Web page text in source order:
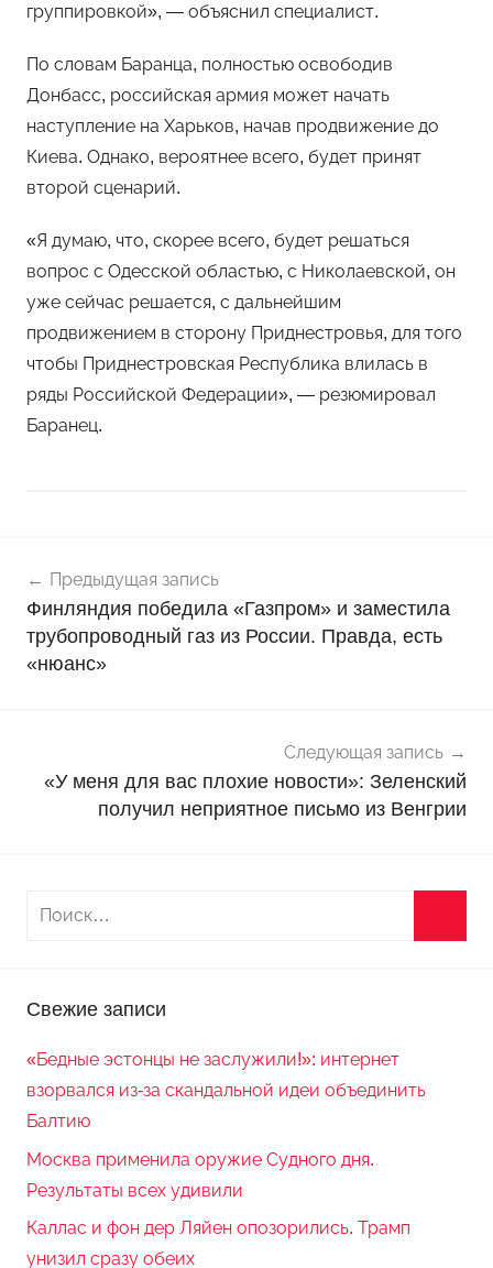
группировкой», — объяснил специалист.
По словам Баранца, полностью освободив
Донбасс, российская армия может начать
наступление на Харьков, начав продвижение до
Киева. Однако, вероятнее всего, будет принят
второй сценарий.
«Я думаю, что, скорее всего, будет решаться
вопрос с Одесской областью, с Николаевской, он
уже сейчас решается, с дальнейшим
продвижением в сторону Приднестровья, для того
чтобы Приднестровская Республика влилась в
ряды Российской Федерации», — резюмировал
Баранец.
о
в
о
с
по
записям
Предыдущая запись
Финляндия победила «Газпром» и заместила
трубопроводный газ из России. Правда, есть
«нюанс»
Следующая запись
«У меня для вас плохие новости»: Зеленский
получил неприятное письмо из Венгрии
Свежие записи
«Бедные эстонцы не заслужили!»: интернет
взорвался из-за скандальной идеи объединить
Балтию
Москва применила оружие Судного дня.
Результаты всех удивили
Каллас и фон дер Ляйен опозорились. Трамп
унизил сразу обеих